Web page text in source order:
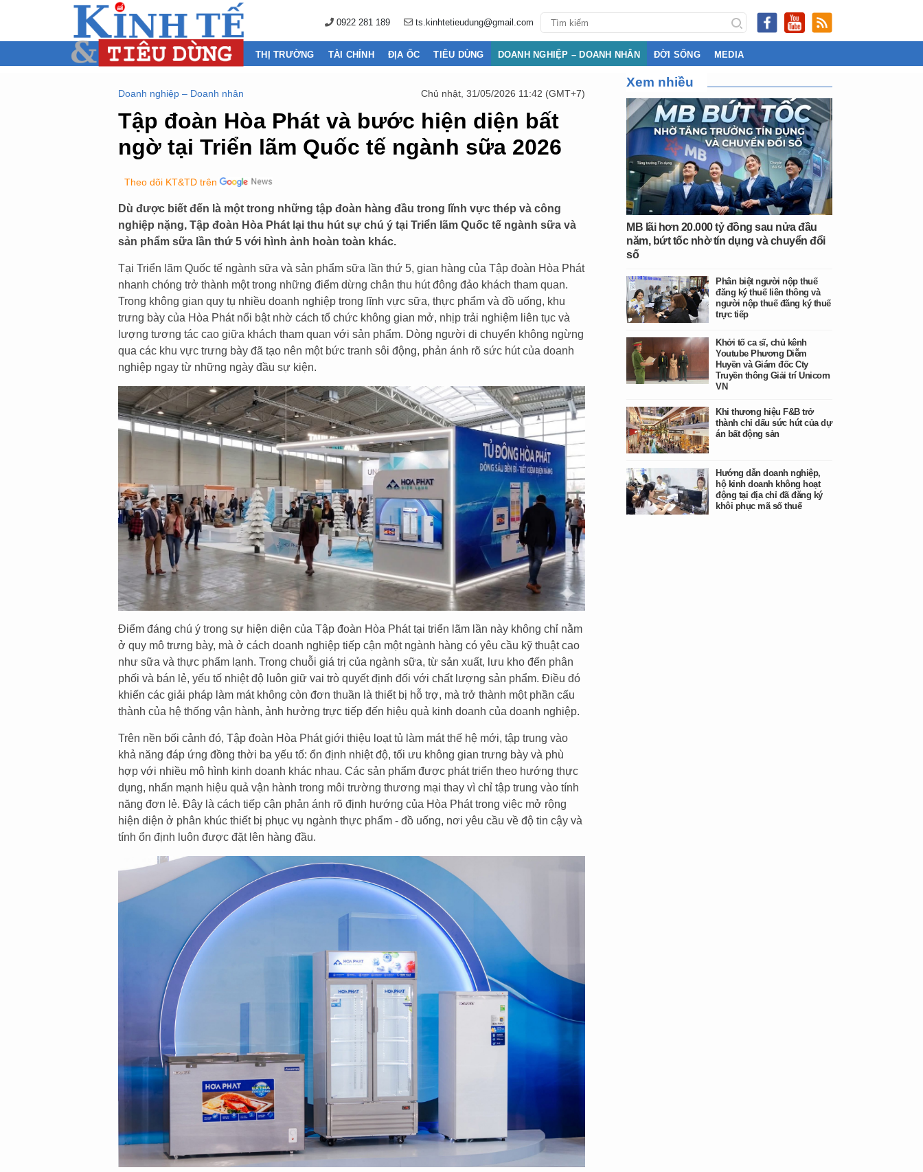
0922 281 189 ts.kinhtetieudung@gmail.com
THỊ TRƯỜNG TÀI CHÍNH ĐỊA ỐC TIÊU DÙNG DOANH NGHIỆP – DOANH NHÂN ĐỜI SỐNG MEDIA
Doanh nghiệp – Doanh nhân Chủ nhật, 31/05/2026 11:42 (GMT+7)
Tập đoàn Hòa Phát và bước hiện diện bất
ngờ tại Triển lãm Quốc tế ngành sữa 2026
Theo dõi KT&TD trên
Dù được biết đến là một trong những tập đoàn hàng đầu trong lĩnh vực thép và công
nghiệp nặng, Tập đoàn Hòa Phát lại thu hút sự chú ý tại Triển lãm Quốc tế ngành sữa và
sản phẩm sữa lần thứ 5 với hình ảnh hoàn toàn khác.
Tại Triển lãm Quốc tế ngành sữa và sản phẩm sữa lần thứ 5, gian hàng của Tập đoàn Hòa Phát
nhanh chóng trở thành một trong những điểm dừng chân thu hút đông đảo khách tham quan.
Trong không gian quy tụ nhiều doanh nghiệp trong lĩnh vực sữa, thực phẩm và đồ uống, khu
trưng bày của Hòa Phát nổi bật nhờ cách tổ chức không gian mở, nhịp trải nghiệm liên tục và
lượng tương tác cao giữa khách tham quan với sản phẩm. Dòng người di chuyển không ngừng
qua các khu vực trưng bày đã tạo nên một bức tranh sôi động, phản ánh rõ sức hút của doanh
nghiệp ngay từ những ngày đầu sự kiện.
Điểm đáng chú ý trong sự hiện diện của Tập đoàn Hòa Phát tại triển lãm lần này không chỉ nằm
ở quy mô trưng bày, mà ở cách doanh nghiệp tiếp cận một ngành hàng có yêu cầu kỹ thuật cao
như sữa và thực phẩm lạnh. Trong chuỗi giá trị của ngành sữa, từ sản xuất, lưu kho đến phân
phối và bán lẻ, yếu tố nhiệt độ luôn giữ vai trò quyết định đối với chất lượng sản phẩm. Điều đó
khiến các giải pháp làm mát không còn đơn thuần là thiết bị hỗ trợ, mà trở thành một phần cấu
thành của hệ thống vận hành, ảnh hưởng trực tiếp đến hiệu quả kinh doanh của doanh nghiệp.
Trên nền bối cảnh đó, Tập đoàn Hòa Phát giới thiệu loạt tủ làm mát thế hệ mới, tập trung vào
khả năng đáp ứng đồng thời ba yếu tố: ổn định nhiệt độ, tối ưu không gian trưng bày và phù
hợp với nhiều mô hình kinh doanh khác nhau. Các sản phẩm được phát triển theo hướng thực
dụng, nhấn mạnh hiệu quả vận hành trong môi trường thương mại thay vì chỉ tập trung vào tính
năng đơn lẻ. Đây là cách tiếp cận phản ánh rõ định hướng của Hòa Phát trong việc mở rộng
hiện diện ở phân khúc thiết bị phục vụ ngành thực phẩm - đồ uống, nơi yêu cầu về độ tin cậy và
tính ổn định luôn được đặt lên hàng đầu.
Xem nhiều
MB lãi hơn 20.000 tỷ đồng sau nửa đầu
năm, bứt tốc nhờ tín dụng và chuyển đổi
số
Phân biệt người nộp thuế
đăng ký thuế liên thông và
người nộp thuế đăng ký thuế
trực tiếp
Khởi tố ca sĩ, chủ kênh
Youtube Phương Diễm
Huyền và Giám đốc Cty
Truyền thông Giải trí Unicorn
VN
Khi thương hiệu F&B trở
thành chỉ dấu sức hút của dự
án bất động sản
Hướng dẫn doanh nghiệp,
hộ kinh doanh không hoạt
động tại địa chỉ đã đăng ký
khôi phục mã số thuế